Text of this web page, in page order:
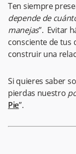
Ten siempre
depende de
manejas”. Evitar
consciente de tus
construir una
Si quieres saber
pierdas nuestro
Pie